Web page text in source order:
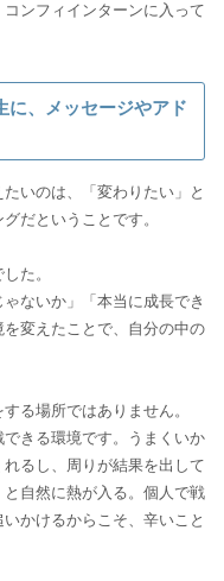
ンフィインターンに入って
に、メッセージやアド
いのは、「変わりたい」と
だということです。
た。
ないか」「本当に成長でき
変えたことで、自分の中の
る場所ではありません。
きる環境です。うまくいか
るし、周りが結果を出して
自然に熱が入る。個人で戦
かけるからこそ、辛いこと